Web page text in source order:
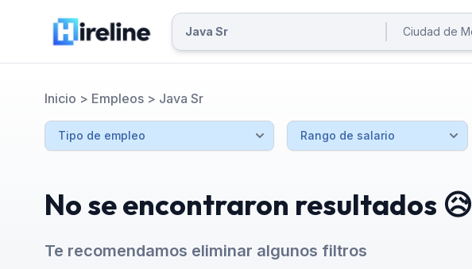
Inicio > Empleos > Java Sr
No se encontraron resultados 😥
Te recomendamos eliminar algunos filtros